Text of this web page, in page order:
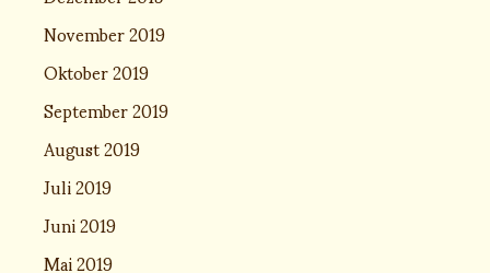
November 2019
Oktober 2019
September 2019
August 2019
Juli 2019
Juni 2019
Mai 2019